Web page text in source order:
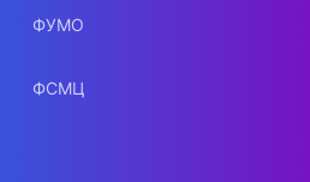
ФУМО
ФСМЦ